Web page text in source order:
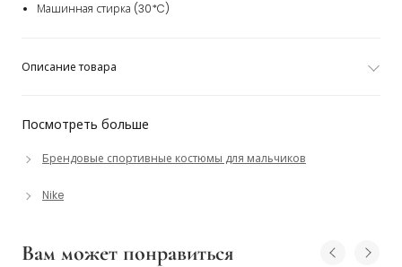
Посмотреть больше
Брендовые спортивные костюмы для мальчиков
Nike
Машинная стирка (30*C)
Описание товара
Вам может понравиться